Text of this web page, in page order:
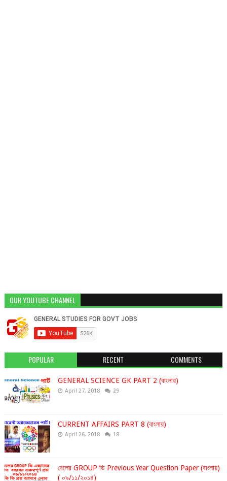
OUR YOUTUBE CHANNEL
POPULAR RECENT COMMENTS
GENERAL SCIENCE GK PART 2 (বাংলায়)
April 27, 2018 29
CURRENT AFFAIRS PART 8 (বাংলায়)
April 26, 2018 18
রেলের GROUP ডি Previous Year Question Paper (বাংলায়)
( ০৯/১১/২০১৪)